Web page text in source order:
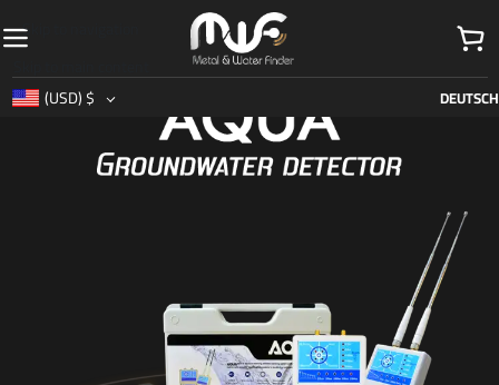
Skip to navigation
(USD)$ DEUTSCH